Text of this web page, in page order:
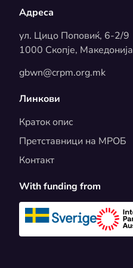
Адреса
ул. Цицо Поповиќ, 6-2/9
1000 Скопје, Македонија
gbwn@crpm.org.mk
Линкови
Краток опис
Претставници на МРОБ
Контакт
With funding from